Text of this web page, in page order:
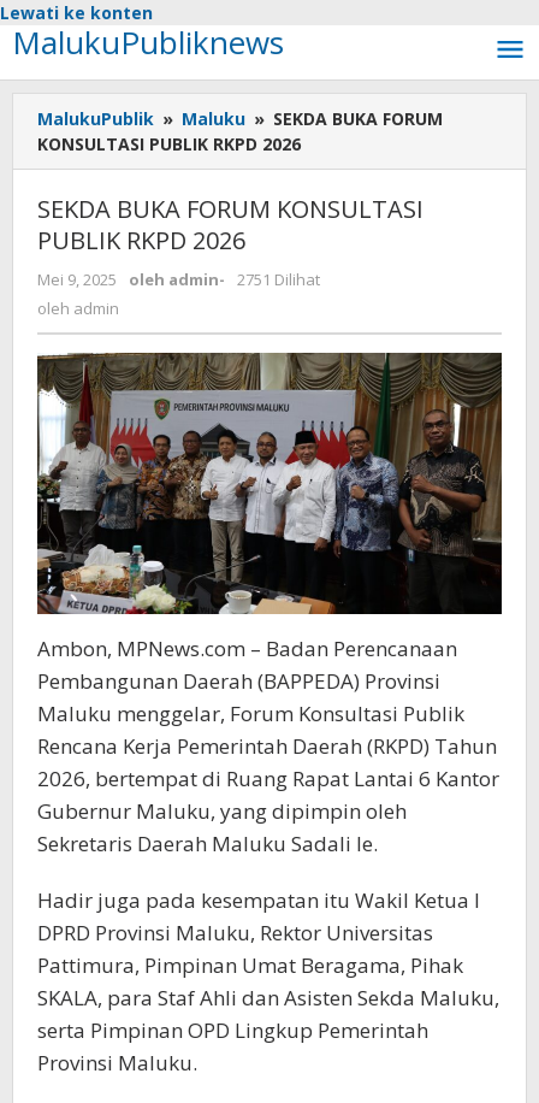
Lewati ke konten
MalukuPubliknews
MalukuPublik » Maluku » SEKDA BUKA FORUM
KONSULTASI PUBLIK RKPD 2026
SEKDA BUKA FORUM KONSULTASI
PUBLIK RKPD 2026
Mei 9, 2025 oleh admin-
2751 Dilihat
oleh admin
Ambon, MPNews.com – Badan Perencanaan
Pembangunan Daerah (BAPPEDA) Provinsi
Maluku menggelar, Forum Konsultasi Publik
Rencana Kerja Pemerintah Daerah (RKPD) Tahun
2026, bertempat di Ruang Rapat Lantai 6 Kantor
Gubernur Maluku, yang dipimpin oleh
Sekretaris Daerah Maluku Sadali Ie.
Hadir juga pada kesempatan itu Wakil Ketua I
DPRD Provinsi Maluku, Rektor Universitas
Pattimura, Pimpinan Umat Beragama, Pihak
SKALA, para Staf Ahli dan Asisten Sekda Maluku,
serta Pimpinan OPD Lingkup Pemerintah
Provinsi Maluku.